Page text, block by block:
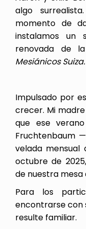
algo
momento de
instalamos un
renovada de
Mesiánicos Suiza.
Impulsado por
crecer. Mi
que ese
Fruchtenbaum
velada mensual
octubre de
de nuestra mesa
Para los
encontrarse con
resulte familiar.